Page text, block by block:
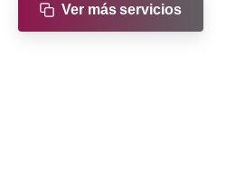
Ver más servicios